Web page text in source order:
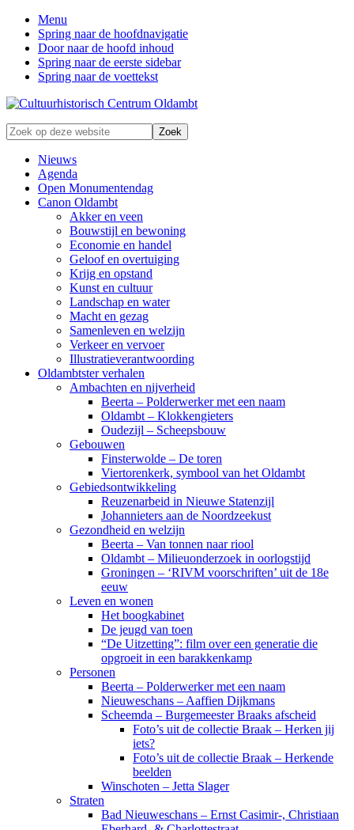
Menu
Spring naar de hoofdnavigatie
Door naar de hoofd inhoud
Spring naar de eerste sidebar
Spring naar de voettekst
Zonder
verleden
geen
toekomst
Zoek
op
deze
website
Nieuws
Agenda
Open Monumentendag
Canon Oldambt
Akker en veen
Bouwstijl en bewoning
Economie en handel
Geloof en overtuiging
Krijg en opstand
Kunst en cultuur
Landschap en water
Macht en gezag
Samenleven en welzijn
Verkeer en vervoer
Illustratieverantwoording
Oldambtster verhalen
Ambachten en nijverheid
Beerta – Polderwerker met een naam
Oldambt – Klokkengieters
Oudezijl – Scheepsbouw
Gebouwen
Finsterwolde – De toren
Viertorenkerk, symbool van het Oldambt
Gebiedsontwikkeling
Reuzenarbeid in Nieuwe Statenzijl
Johannieters aan de Noordzeekust
Gezondheid en welzijn
Beerta – Van tonnen naar riool
Oldambt – Milieuonderzoek in oorlogstijd
Groningen – ‘RIVM voorschriften’ uit de 18e
eeuw
Leven en wonen
Het boogkabinet
De jeugd van toen
“De Uitzetting”: film over een generatie die
opgroeit in een barakkenkamp
Personen
Beerta – Polderwerker met een naam
Nieuweschans – Aaffien Dijkmans
Scheemda – Burgemeester Braaks afscheid
Foto’s uit de collectie Braak – Herken jij
iets?
Foto’s uit de collectie Braak – Herkende
beelden
Winschoten – Jetta Slager
Straten
Bad Nieuweschans – Ernst Casimir-, Christiaan